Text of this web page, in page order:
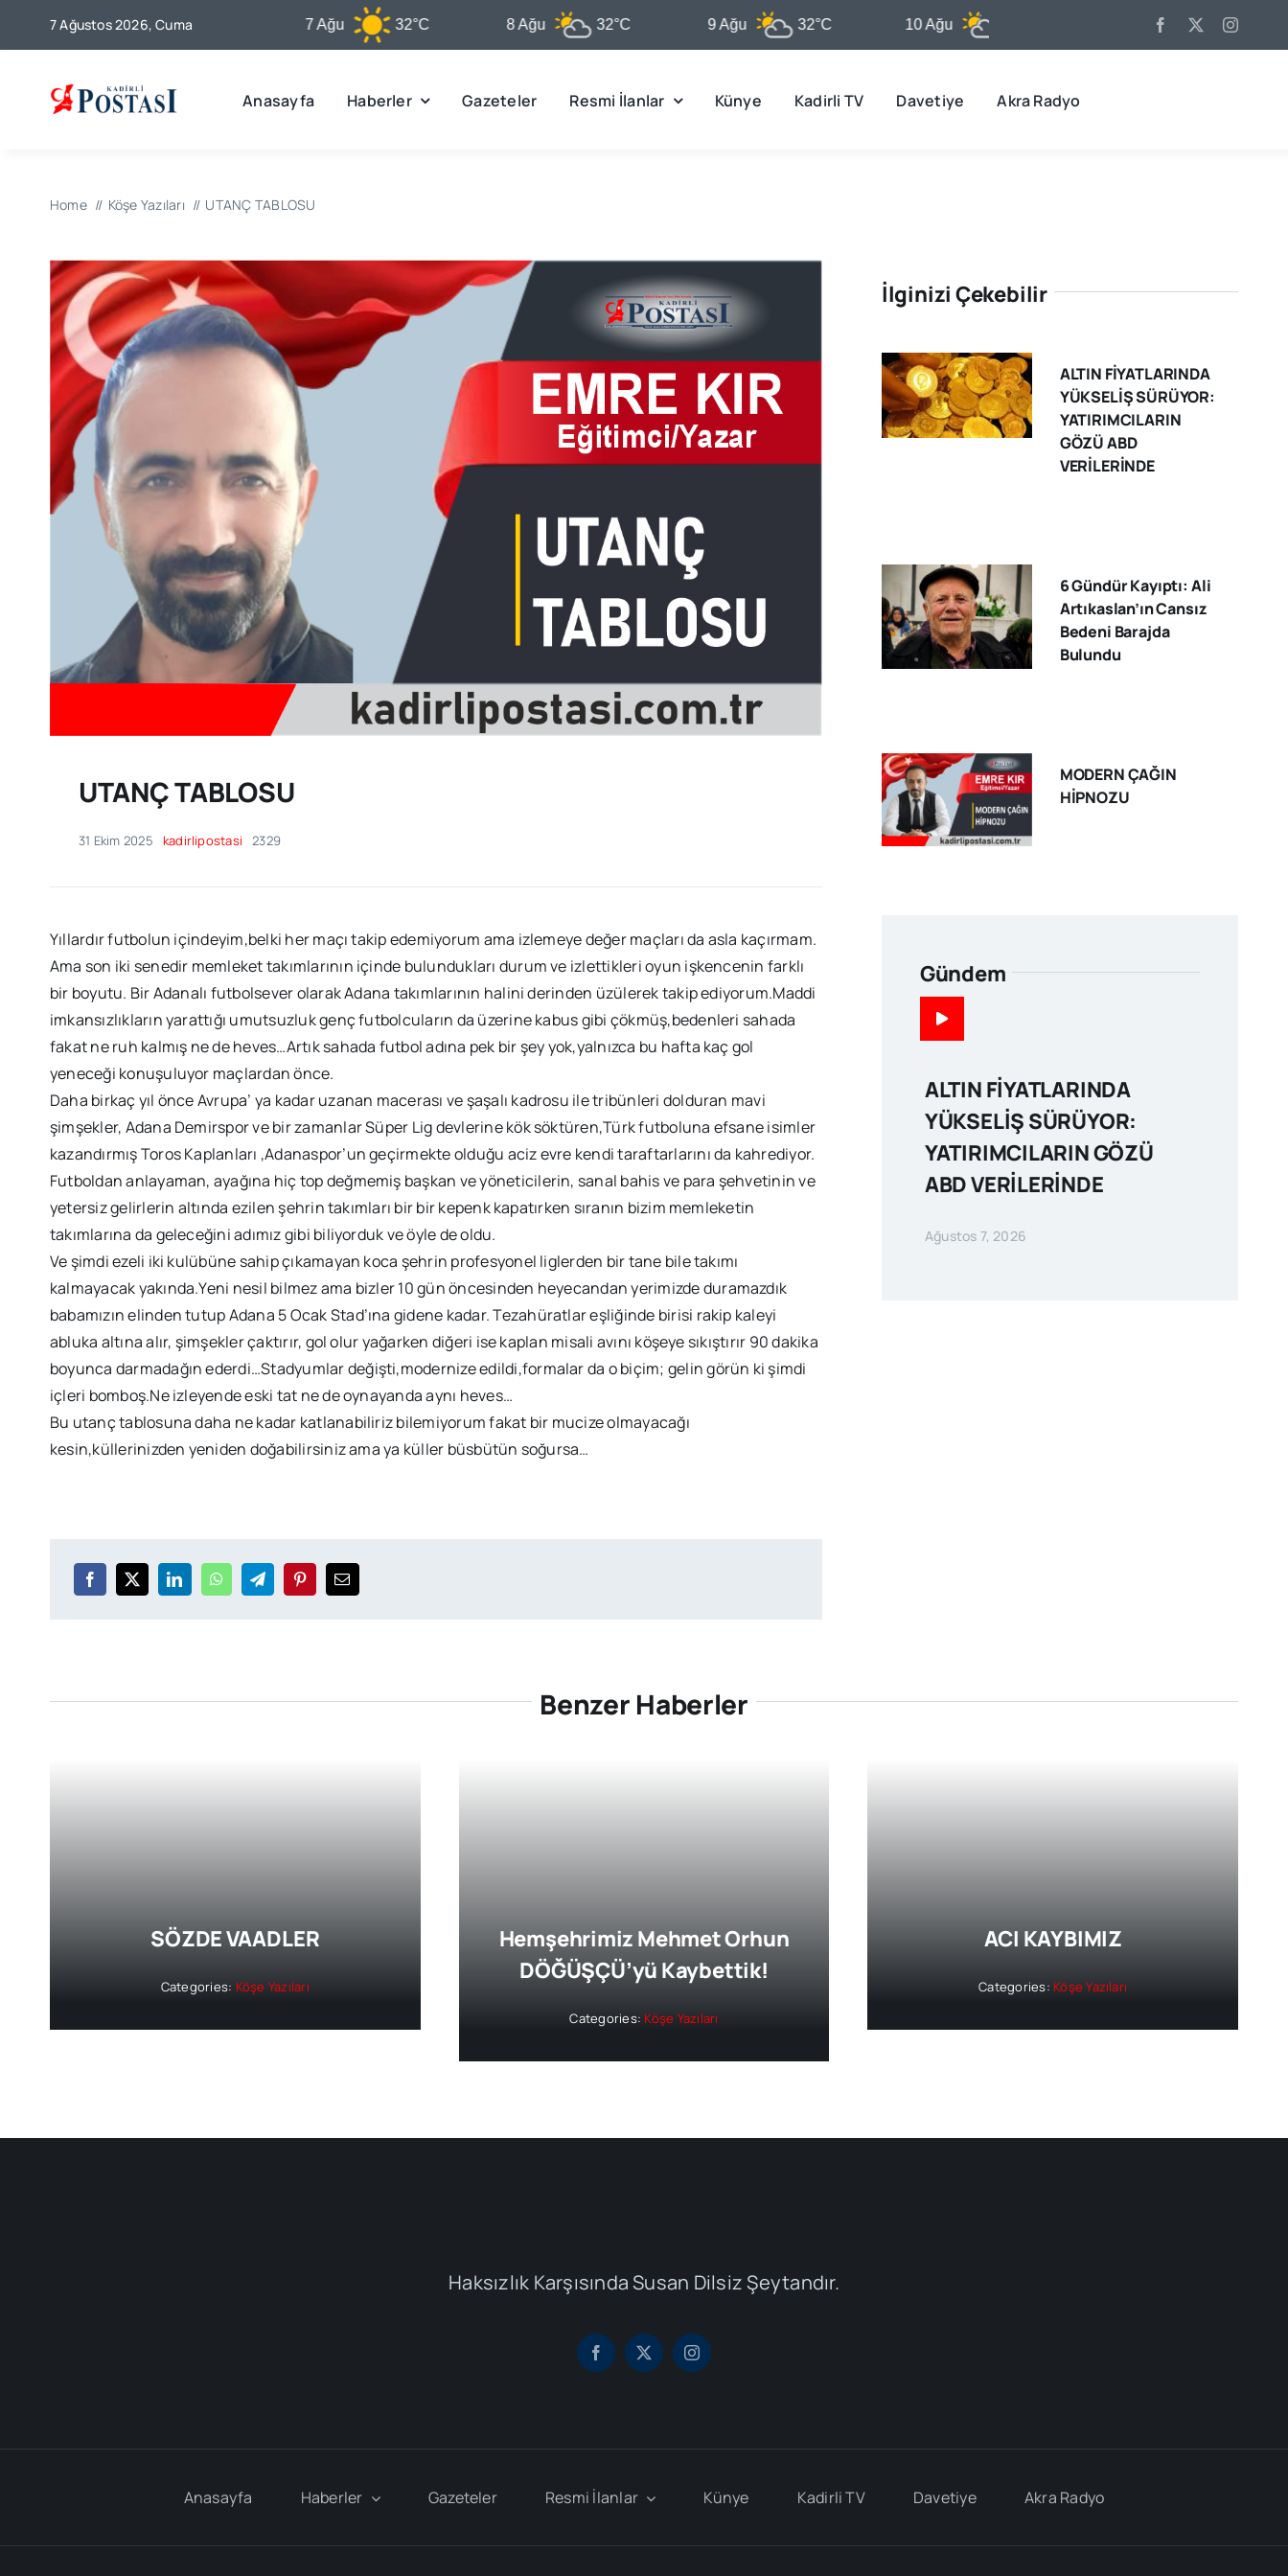
7 Ağustos 2026, Cuma
Kadirli 7 Ağu 32°C 8 Ağu 32°C 9 Ağu 32°C 10 Ağu 31°C 32°C
Anasayfa Haberler Gazeteler Resmi İlanlar Künye Kadirli TV Davetiye Akra Radyo
Home Köşe Yazıları UTANÇ TABLOSU
UTANÇ TABLOSU
31 Ekim 2025 kadirlipostasi 2329
Yıllardır futbolun içindeyim,belki her maçı takip edemiyorum ama izlemeye değer maçları da asla kaçırmam.
Ama son iki senedir memleket takımlarının içinde bulundukları durum ve izlettikleri oyun işkencenin farklı
bir boyutu. Bir Adanalı futbolsever olarak Adana takımlarının halini derinden üzülerek takip ediyorum.Maddi
imkansızlıkların yarattığı umutsuzluk genç futbolcuların da üzerine kabus gibi çökmüş,bedenleri sahada
fakat ne ruh kalmış ne de heves…Artık sahada futbol adına pek bir şey yok,yalnızca bu hafta kaç gol
yeneceği konuşuluyor maçlardan önce.
Daha birkaç yıl önce Avrupa’ ya kadar uzanan macerası ve şaşalı kadrosu ile tribünleri dolduran mavi
şimşekler, Adana Demirspor ve bir zamanlar Süper Lig devlerine kök söktüren,Türk futboluna efsane isimler
kazandırmış Toros Kaplanları ,Adanaspor’un geçirmekte olduğu aciz evre kendi taraftarlarını da kahrediyor.
Futboldan anlayaman, ayağına hiç top değmemiş başkan ve yöneticilerin, sanal bahis ve para şehvetinin ve
yetersiz gelirlerin altında ezilen şehrin takımları bir bir kepenk kapatırken sıranın bizim memleketin
takımlarına da geleceğini adımız gibi biliyorduk ve öyle de oldu.
Ve şimdi ezeli iki kulübüne sahip çıkamayan koca şehrin profesyonel liglerden bir tane bile takımı
kalmayacak yakında.Yeni nesil bilmez ama bizler 10 gün öncesinden heyecandan yerimizde duramazdık
babamızın elinden tutup Adana 5 Ocak Stad’ına gidene kadar. Tezahüratlar eşliğinde birisi rakip kaleyi
abluka altına alır, şimşekler çaktırır, gol olur yağarken diğeri ise kaplan misali avını köşeye sıkıştırır 90 dakika
boyunca darmadağın ederdi…Stadyumlar değişti,modernize edildi,formalar da o biçim; gelin görün ki şimdi
içleri bomboş.Ne izleyende eski tat ne de oynayanda aynı heves…
Bu utanç tablosuna daha ne kadar katlanabiliriz bilemiyorum fakat bir mucize olmayacağı
kesin,küllerinizden yeniden doğabilirsiniz ama ya küller büsbütün soğursa…
İlginizi Çekebilir
ALTIN FİYATLARINDA
YÜKSELİŞ SÜRÜYOR:
YATIRIMCILARIN
GÖZÜ ABD
VERİLERİNDE
6 Gündür Kayıptı: Ali
Artıkaslan’ın Cansız
Bedeni Barajda
Bulundu
MODERN ÇAĞIN
HİPNOZU
Gündem
ALTIN FİYATLARINDA
YÜKSELİŞ SÜRÜYOR:
YATIRIMCILARIN GÖZÜ
ABD VERİLERİNDE
Ağustos 7, 2026
Benzer Haberler
SÖZDE VAADLER
Categories: Köşe Yazıları
Hemşehrimiz Mehmet Orhun
DÖĞÜŞÇÜ’yü Kaybettik!
Categories: Köşe Yazıları
ACI KAYBIMIZ
Categories: Köşe Yazıları
Haksızlık Karşısında Susan Dilsiz Şeytandır.
Anasayfa Haberler Gazeteler Resmi İlanlar Künye Kadirli TV Davetiye Akra Radyo